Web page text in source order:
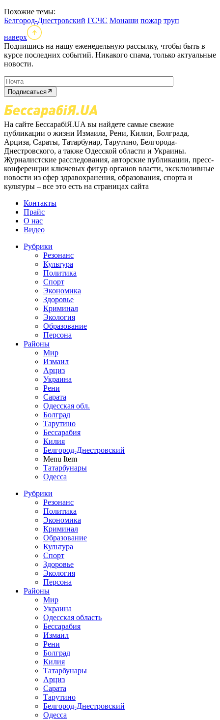
Похожие темы:
Белгород-Днестровский ГСЧС Монаши пожар труп
наверх
Подпишись на нашу еженедельную рассылку, чтобы быть в
курсе последних событий. Никакого спама, только актуальные
новости.
Подписаться
На сайте БессарабіЯ.UA вы найдете самые свежие
публикации о жизни Измаила, Рени, Килии, Болграда,
Арциза, Сараты, Татарбунар, Тарутино, Белгорода-
Днестровского, а также Одесской области и Украины.
Журналистские расследования, авторские публикации, пресс-
конференции ключевых фигур органов власти, эксклюзивные
новости из сфер здравохранения, образования, спорта и
культуры – все это есть на страницах сайта
Контакты
Прайс
О нас
Видео
Рубрики
Резонанс
Культура
Политика
Спорт
Экономика
Здоровье
Криминал
Экология
Образование
Персона
Районы
Мир
Измаил
Арциз
Украина
Рени
Сарата
Одесская обл.
Болград
Тарутино
Бессарабия
Килия
Белгород-Днестровский
Menu Item
Татарбунары
Одесса
Рубрики
Резонанс
Политика
Экономика
Криминал
Образование
Культура
Спорт
Здоровье
Экология
Персона
Районы
Мир
Украина
Одесская область
Бессарабия
Измаил
Рени
Болград
Килия
Татарбунары
Арциз
Сарата
Тарутино
Белгород-Днестровский
Одесса